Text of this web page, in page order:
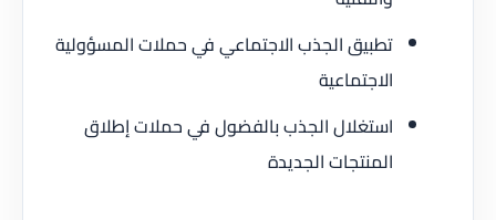
تطبيق الجذب الاجتماعي في حملات المسؤولية
الاجتماعية
استغلال الجذب بالفضول في حملات إطلاق
المنتجات الجديدة